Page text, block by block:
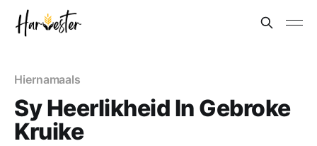
Hiernamaals
Sy Heerlikheid In Gebroke
Kruike